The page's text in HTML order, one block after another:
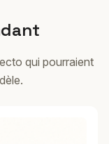
qui pourraient